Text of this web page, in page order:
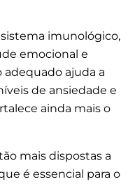
imunológico,
emocional e
adequado ajuda a
de ansiedade e
ainda mais o
mais dispostas a
é essencial para o